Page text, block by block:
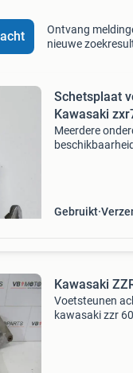
Ontvang
nieuwe
Schetsplaat
Kawasaki
Meerdere
Gebruikt
Kawasaki
Voetsteunen
kawasaki zzr